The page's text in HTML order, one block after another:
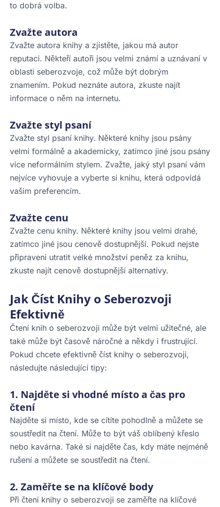
to dobrá volba.
Zvažte autora
Zvažte autora knihy a zjistěte, jakou má autor
reputaci. Někteří autoři jsou velmi známí a uznávaní v
oblasti seberozvoje, což může být dobrým
znamením. Pokud neznáte autora, zkuste najít
informace o něm na internetu.
Zvažte styl psaní
Zvažte styl psaní knihy. Některé knihy jsou psány
velmi formálně a akademicky, zatímco jiné jsou psány
více neformálním stylem. Zvažte, jaký styl psaní vám
nejvíce vyhovuje a vyberte si knihu, která odpovídá
vašim preferencím.
Zvažte cenu
Zvažte cenu knihy. Některé knihy jsou velmi drahé,
zatímco jiné jsou cenově dostupnější. Pokud nejste
připraveni utratit velké množství peněz za knihu,
zkuste najít cenově dostupnější alternativy.
Jak Číst Knihy o Seberozvoji
Efektivně
Čtení knih o seberozvoji může být velmi užitečné, ale
také může být časově náročné a někdy i frustrující.
Pokud chcete efektivně číst knihy o seberozvoji,
následujte následující tipy:
1. Najděte si vhodné místo a čas pro
čtení
Najděte si místo, kde se cítíte pohodlně a můžete se
soustředit na čtení. Může to být váš oblíbený křeslo
nebo kavárna. Také si najděte čas, kdy máte nejméně
rušení a můžete se soustředit na čtení.
2. Zaměřte se na klíčové body
Při čtení knihy o seberozvoji se zaměřte na klíčové